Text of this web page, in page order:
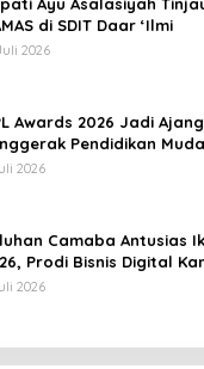
di SDIT Daar ‘Ilmi
2026
Awards 2026 Jadi
Pendidikan
2026
Camaba Antusias
Prodi Bisnis Digital
Darmajaya Hadirkan
2026